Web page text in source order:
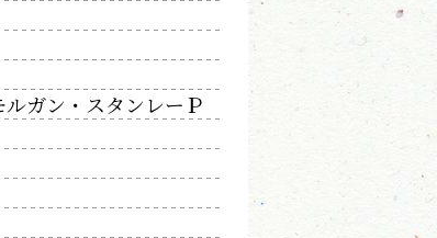
ガン・スタンレーＰ